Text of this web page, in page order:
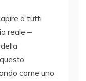
a tutti
reale –
come uno